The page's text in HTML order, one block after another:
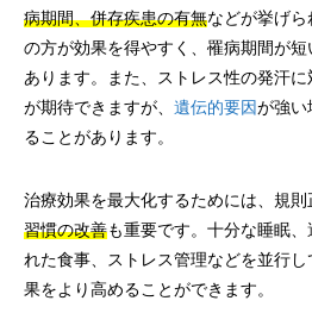
病期間、併存疾患の有無などが挙げ
の方が効果を得やすく、罹病期間が
あります。また、ストレス性の発汗
が期待できますが、 遺伝的要因が強い
ることがあります。
治療効果を最大化するためには、規則
習慣の改善も重要です。十分な睡眠
れた食事、ストレス管理などを並行
果をより高めることができます。